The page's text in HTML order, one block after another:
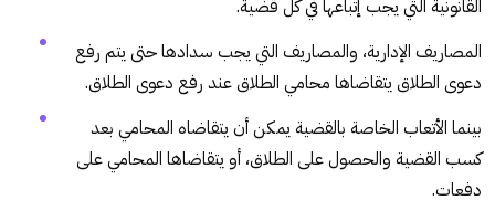
القانونية التي يجب إتباعها في كل قضية.
المصاريف الإدارية، والمصاريف التي يجب سدادها حتى يتم رفع
دعوى الطلاق يتقاضاها محامي الطلاق عند رفع دعوى الطلاق.
بينما الأتعاب الخاصة بالقضية يمكن أن يتقاضاه المحامي بعد
كسب القضية والحصول على الطلاق، أو يتقاضاها المحامي على
دفعات.